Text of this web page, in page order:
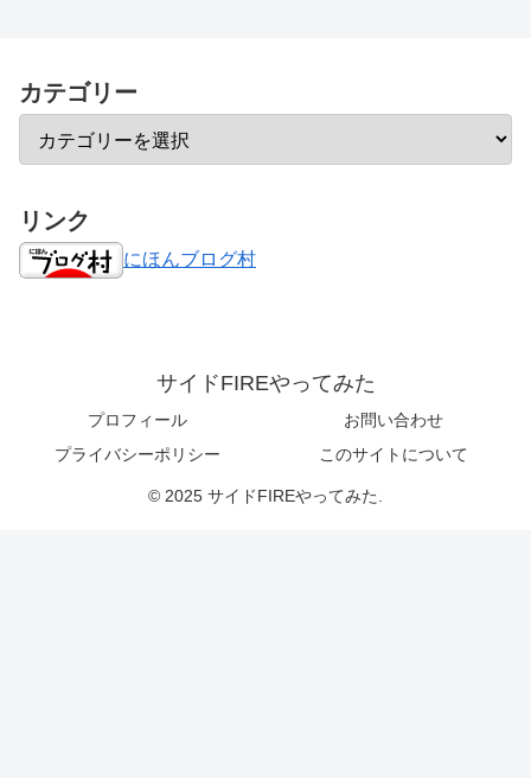
カテゴリー
リンク
にほんブログ村
サイドFIREやってみた
プロフィール
お問い合わせ
プライバシーポリシー
このサイトについて
© 2025 サイドFIREやってみた.